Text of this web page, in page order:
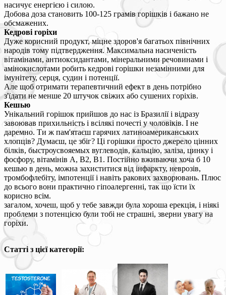
насичує енергією і силою.
Добова доза становить 100-125 грамів горішків і бажано не
обсмажених.
Кедрові горіхи
Дуже корисний продукт, міцне здоров'я багатьох північних
народів тому підтвердження. Максимальна насиченість
вітамінами, антиоксидантами, мінеральними речовинами і
амінокислотами робить кедрові горішки незамінними для
імунітету, серця, судин і потенції.
Але щоб отримати терапевтичний ефект в день потрібно
з'їдати не менше 20 штучок свіжих або сушених горіхів.
Кешью
Унікальний горішок прийшов до нас із Бразилії і відразу
завоював прихильність і всілякі почесті у чоловіків. І не
даремно. Ти ж пам'ятаєш гарячих латиноамериканських
хлопців? Думаєш, це збіг? Ці горішки просто джерело цінних
білків, быстроусвояемых вуглеводів, кальцію, заліза, цинку і
фосфору, вітамінів А, В2, В1. Постійно вживаючи хоча б 10
кешью в день, можна захиститися від інфаркту, неврозів,
тромбофлебіту, імпотенції і навіть ракових захворювань. Плюс
до всього вони практично гіпоалергенні, так що їсти їх
корисно всім.
загалом, хочеш, щоб у тебе завжди була хороша ерекція, і ніякі
проблеми з потенцією були тобі не страшні, зверни увагу на
горіхи.
Статті з цієї категорії: